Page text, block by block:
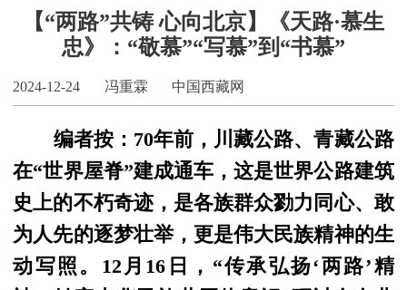
【“两路”共铸 心向北京】《天路·慕生
忠》：“敬慕”“写慕”到“书慕”
2024-12-24 冯重霖 中国西藏网
编者按：70年前，川藏公路、青藏公路
在“世界屋脊”建成通车，这是世界公路建筑
史上的不朽奇迹，是各族群众勠力同心、敢
为人先的逐梦壮举，更是伟大民族精神的生
动写照。12月16日，“传承弘扬‘两路’精